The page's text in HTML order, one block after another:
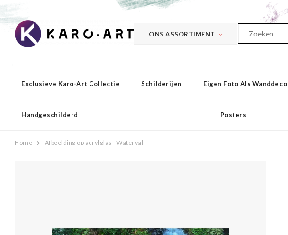
ONS ASSORTIMENT
Exclusieve Karo-Art Collectie Schilderijen Eigen Foto Als
Handgeschilderd Posters
Home Afbeelding op acrylglas - Waterval